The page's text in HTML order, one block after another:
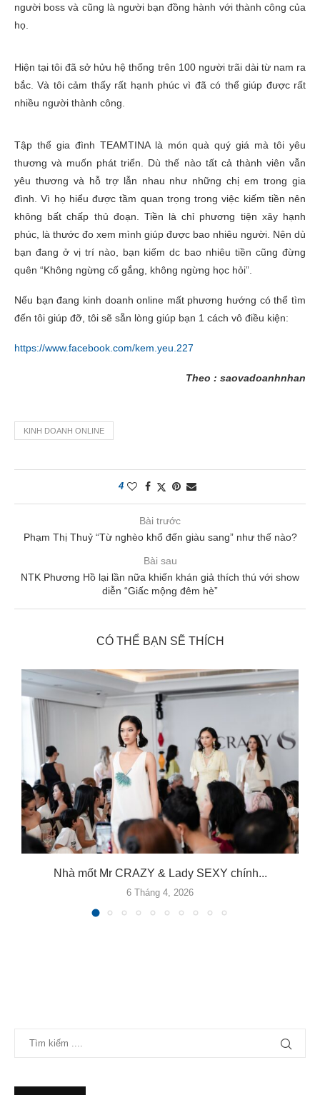
người boss và cũng là người bạn đồng hành với thành công của
họ.
Hiện tại tôi đã sở hửu hệ thống trên 100 người trãi dài từ nam ra
bắc. Và tôi cảm thấy rất hạnh phúc vì đã có thể giúp được rất
nhiều người thành công.
Tập thể gia đình TEAMTINA là món quà quý giá mà tôi yêu
thương và muốn phát triển. Dù thế nào tất cả thành viên vẫn
yêu thương và hỗ trợ lẫn nhau như những chị em trong gia
đình. Vì họ hiểu được tầm quan trọng trong việc kiếm tiền nên
không bất chấp thủ đoạn. Tiền là chỉ phương tiện xây hạnh
phúc, là thước đo xem mình giúp được bao nhiêu người. Nên dù
bạn đang ở vị trí nào, bạn kiếm dc bao nhiêu tiền cũng đừng
quên “Không ngừng cố gắng, không ngừng học hỏi”.
Nếu bạn đang kinh doanh online mất phương hướng có thể tìm
đến tôi giúp đỡ, tôi sẽ sẵn lòng giúp bạn 1 cách vô điều kiện:
https://www.facebook.com/kem.yeu.227
Theo : saovadoanhnhan
KINH DOANH ONLINE
4
Bài trước
Phạm Thị Thuỷ “Từ nghèo khổ đến giàu sang” như thế nào?
Bài sau
NTK Phương Hồ lại lần nữa khiến khán giả thích thú với show
diễn “Giấc mộng đêm hè”
CÓ THỂ BẠN SẼ THÍCH
Nhà mốt Mr CRAZY & Lady SEXY chính...
6 Tháng 4, 2026